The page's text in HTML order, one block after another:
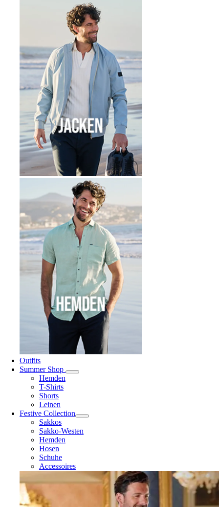
Outfits
Summer Shop
Hemden
T-Shirts
Shorts
Leinen
Festive Collection
Sakkos
Sakko-Westen
Hemden
Hosen
Schuhe
Accessoires